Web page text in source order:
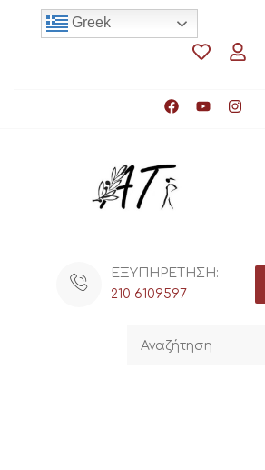
Greek
ΕΞΥΠΗΡΕΤΗΣΗ:
210 6109597